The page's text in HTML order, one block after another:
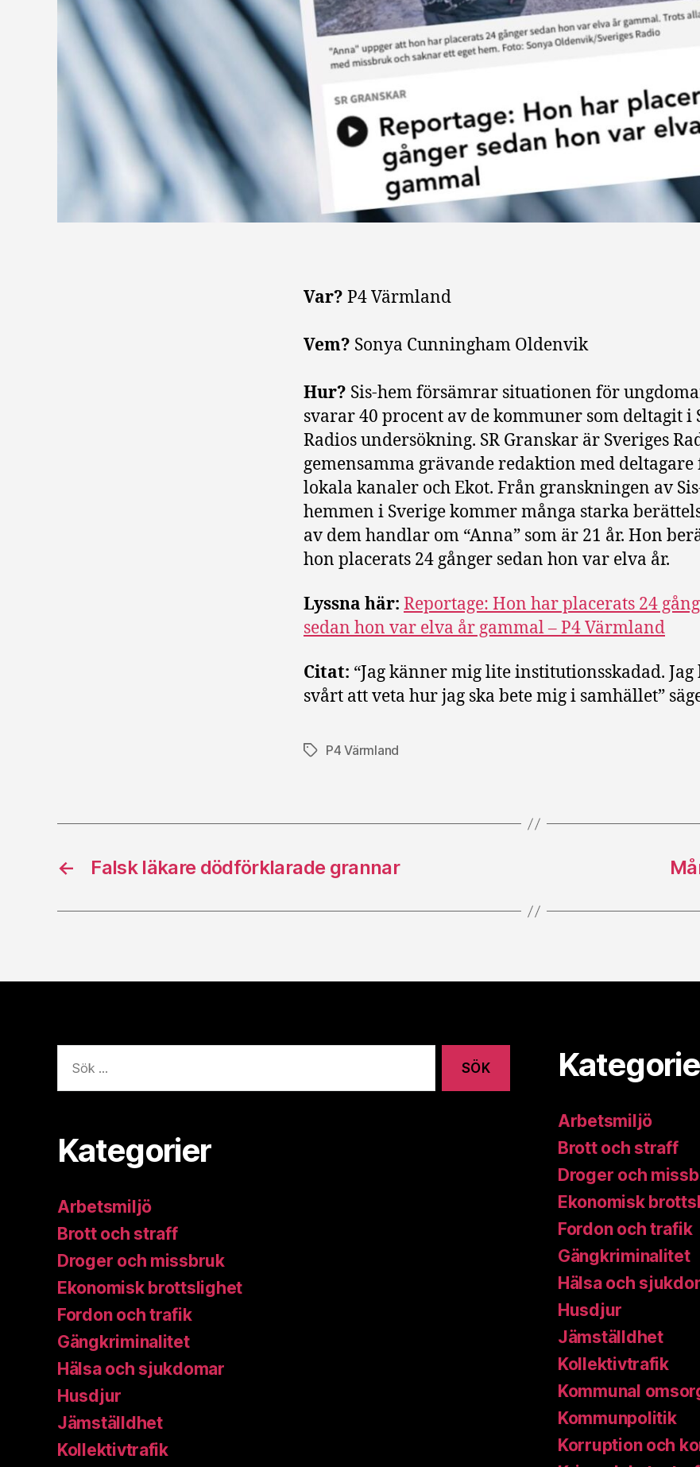
Var? P4 Värmland
Vem? Sonya Cunningham Oldenvik
Hur? Sis-hem försämrar situationen för
svarar 40 procent av de kommuner som deltagit i
Radios undersökning. SR Granskar är Sveriges
gemensamma grävande redaktion med
lokala kanaler och Ekot. Från granskningen av
hemmen i Sverige kommer många starka
av dem handlar om “Anna” som är 21 år. Hon
hon placerats 24 gånger sedan hon var elva år.
Lyssna här: Reportage: Hon har placerats 24
sedan hon var elva år gammal – P4 Värmland
Citat: “Jag känner mig lite institutionsskadad. Jag
svårt att veta hur jag ska bete mig i samhället”
Etiketter
P4 Värmland
← Falsk läkare dödförklarade grannar
efter:
Kategorier
Arbetsmiljö
Brott och straff
Droger och missbruk
Ekonomisk brottslighet
Fordon och trafik
Gängkriminalitet
Hälsa och sjukdomar
Husdjur
Jämställdhet
Kollektivtrafik
Arbetsmiljö
Brott och straff
Droger och
Ekonomisk
Fordon och trafik
Gängkriminalitet
Hälsa och
Husdjur
Jämställdhet
Kollektivtrafik
Kommunal
Kommunpolitik
Korruption och